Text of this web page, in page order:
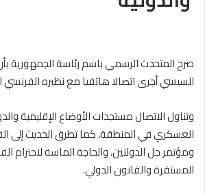
صرح المتحدث الرسمي باسم رئاسة الجمهورية
السيسي أجرى اتصالا هاتفيا مع نظيره
وتناول الاتصال مستجدات الأوضاع الإقليمية
العسكري في المنطقة، كما تطرق الحديث إلى
ومؤتمر حل الدولتين، والحاجة الماسة لاحترام
المستقرة والقانون الدولي.